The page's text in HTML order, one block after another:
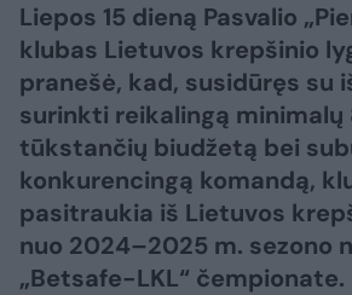
Liepos 15 dieną Pasvalio
klubas Lietuvos krepšinio
pranešė, kad, susidūręs su
surinkti reikalingą minimalų
tūkstančių biudžetą bei
konkurencingą komandą,
pasitraukia iš Lietuvos
nuo 2024–2025 m. sezono
„Betsafe-LKL“ čempionate.